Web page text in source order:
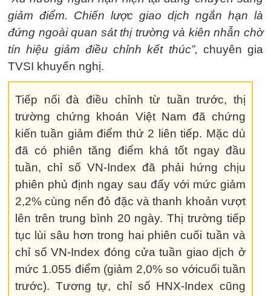
giảm điểm. Chiến lược giao dịch ngắn hạn là
đứng ngoài quan sát thị trường và kiên nhẫn chờ
tín hiệu giảm điều chỉnh kết thúc”, chuyên gia
TVSI khuyến nghị.
Tiếp nối đà điều chỉnh từ tuần trước, thị
trường chứng khoán Việt Nam đã chứng
kiến tuần giảm điểm thứ 2 liên tiếp. Mặc dù
đã có phiên tăng điểm khá tốt ngay đầu
tuần, chỉ số VN-Index đã phải hứng chịu
phiên phủ định ngay sau đấy với mức giảm
2,2% cùng nến đỏ đặc và thanh khoản vượt
lên trên trung bình 20 ngày. Thị trường tiếp
tục lùi sâu hơn trong hai phiên cuối tuần và
chỉ số VN-Index đóng cửa tuần giao dịch ở
mức 1.055 điểm (giảm 2,0% so vớicuối tuần
trước). Tương tự, chỉ số HNX-Index cũng